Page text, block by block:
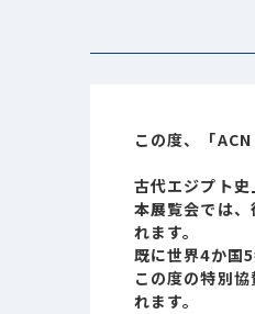
この度、「
古代エジプト史
本展覧会では
れます。
既に世界4か国
この度の特別
れます。